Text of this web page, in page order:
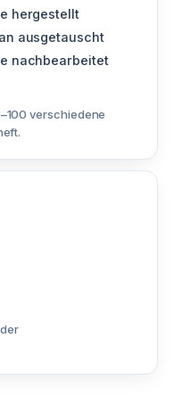
hergestellt
ausgetauscht
nachbearbeitet
verschiedene